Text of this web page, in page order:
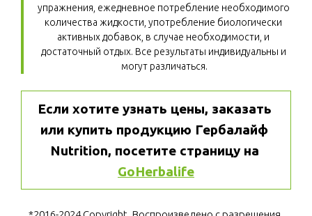
упражнения, ежедневное потребление необходимого
количества жидкости, употребление биологически
активных добавок, в случае необходимости, и
достаточный отдых. Все результаты индивидуальны и
могут различаться.
Если хотите узнать цены, заказать
или купить продукцию Гербалайф
GoHerbalife